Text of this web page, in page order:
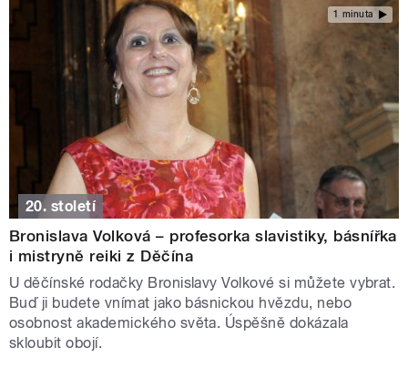
1 minuta
20. století
Bronislava Volková – profesorka slavistiky, básnířka
i mistryně reiki z Děčína
U děčínské rodačky Bronislavy Volkové si můžete vybrat.
Buď ji budete vnímat jako básnickou hvězdu, nebo
osobnost akademického světa. Úspěšně dokázala
skloubit obojí.